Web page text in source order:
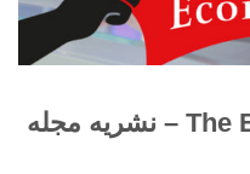
اکانت پرمیوم The Economist – نشریه مجله